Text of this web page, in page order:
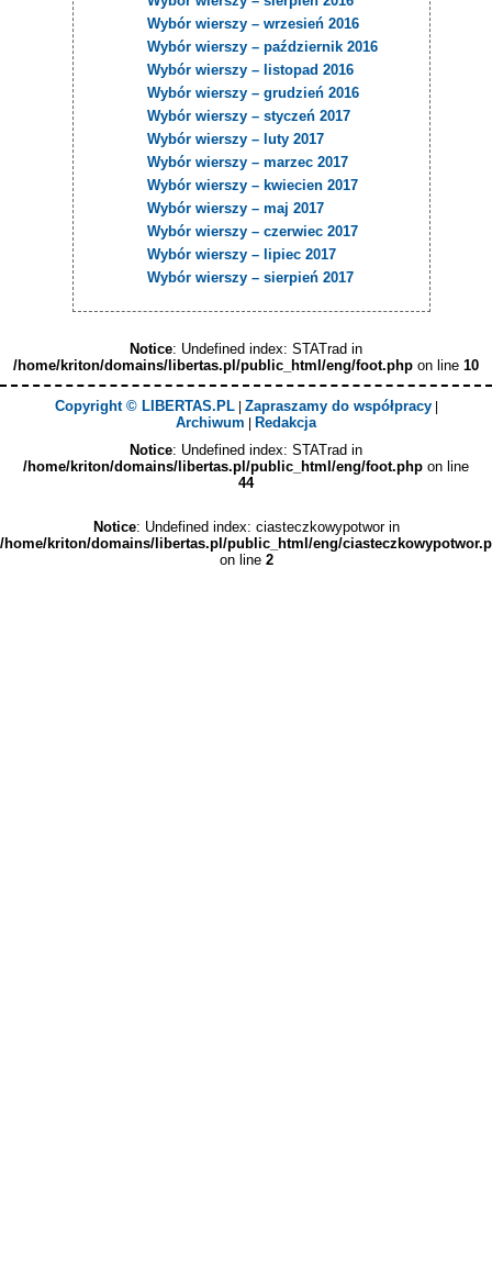
Wybór wierszy – wrzesień 2016
Wybór wierszy – październik 2016
Wybór wierszy – listopad 2016
Wybór wierszy – grudzień 2016
Wybór wierszy – styczeń 2017
Wybór wierszy – luty 2017
Wybór wierszy – marzec 2017
Wybór wierszy – kwiecien 2017
Wybór wierszy – maj 2017
Wybór wierszy – czerwiec 2017
Wybór wierszy – lipiec 2017
Wybór wierszy – sierpień 2017
Notice: Undefined index: STATrad in
/home/kriton/domains/libertas.pl/public_html/eng/foot.php on line 10
Copyright © LIBERTAS.PL| Zapraszamy do współpracy|
Archiwum
Redakcja
Notice: Undefined index: STATrad in
/home/kriton/domains/libertas.pl/public_html/eng/foot.php on line
44
Notice: Undefined index: ciasteczkowypotwor in
/home/kriton/domains/libertas.pl/public_html/eng/
on line 2